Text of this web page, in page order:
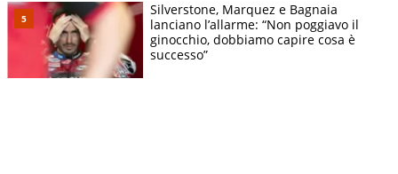
Silverstone, Marquez e Bagnaia
lanciano l’allarme: “Non poggiavo il
ginocchio, dobbiamo capire cosa è
successo”